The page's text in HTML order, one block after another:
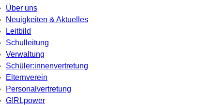
Über uns
Neuigkeiten & Aktuelles
Leitbild
Schulleitung
Verwaltung
Schüler:innenvertretung
Elternverein
Personalvertretung
G!RLpower